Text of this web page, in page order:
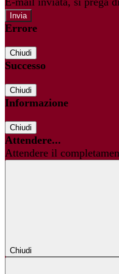
Errore
Chiudi
Successo
Chiudi
Informazione
Chiudi
Attendere...
Attendere il
Chiudi